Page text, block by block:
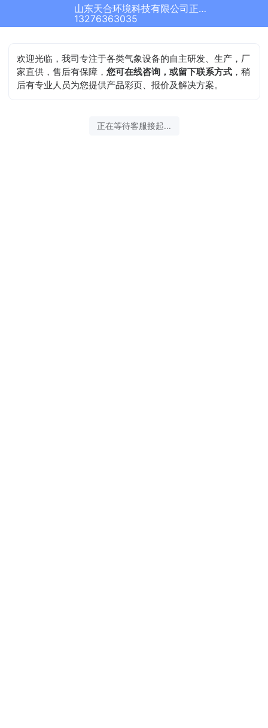
山东天合环境科技有限公司正在为您服务
13276363035
欢迎光临，我司专注于各类气象设备的自主研发、生产，厂
家直供，售后有保障，您可在线咨询，或留下联系方式 ，稍
后有专业人员为您提供产品彩页、报价及解决方案。
正在等待客服接起...